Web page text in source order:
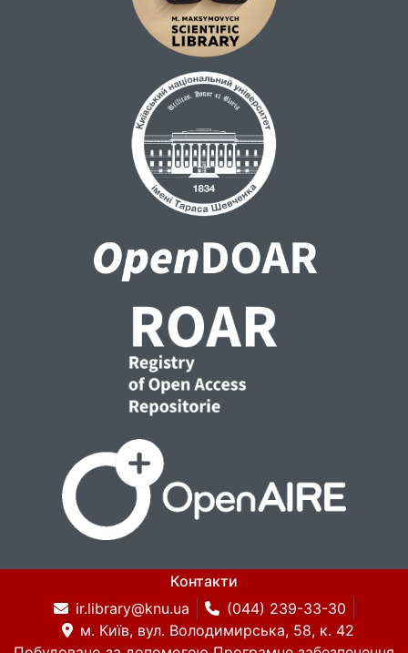
Контакти
ir.library@knu.ua
(044) 239-33-30
м. Київ, вул. Володимирська, 58, к. 42